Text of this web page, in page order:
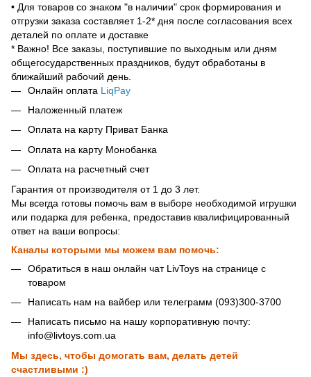
• Для товаров со знаком "в наличии" срок формирования и
отгрузки заказа составляет 1-2* дня после согласования всех
деталей по оплате и доставке
* Важно! Все заказы, поступившие по выходным или дням
общегосударственных праздников, будут обработаны в
ближайший рабочий день.
Онлайн оплата LiqPay
Наложенный платеж
Оплата на карту Приват Банка
Оплата на карту Монобанка
Оплата на расчетный счет
Гарантия от производителя от 1 до 3 лет.
Мы всегда готовы помочь вам в выборе необходимой игрушки
или подарка для ребенка, предоставив квалифицированный
ответ на ваши вопросы:
Каналы которыми мы можем вам помочь:
Обратиться в наш онлайн чат LivToys на странице с
товаром
Написать нам на вайбер или телеграмм (093)300-3700
Написать письмо на нашу корпоративную почту:
info@livtoys.com.ua
Мы здесь, чтобы домогать вам, делать детей
счастливыми :)